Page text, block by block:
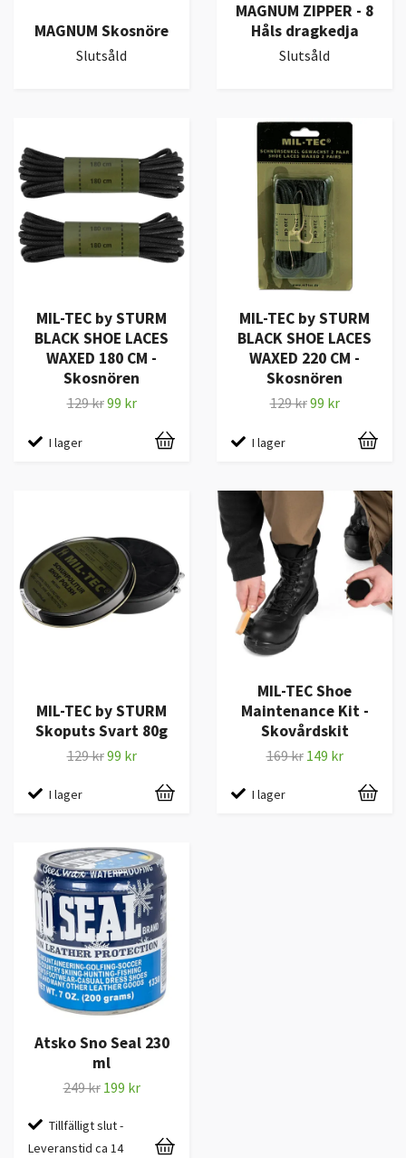
MAGNUM Skosnöre
Slutsåld
MAGNUM ZIPPER - 8
Håls dragkedja
Slutsåld
MIL-TEC by STURM
BLACK SHOE LACES
WAXED 180 CM -
Skosnören
129 kr99 kr
I lager
MIL-TEC by STURM
BLACK SHOE LACES
WAXED 220 CM -
Skosnören
129 kr99 kr
I lager
MIL-TEC by STURM
Skoputs Svart 80g
129 kr99 kr
I lager
MIL-TEC Shoe
Maintenance Kit -
Skovårdskit
169 kr 149 kr
I lager
Atsko Sno Seal 230
ml
249 kr 199 kr
Tillfälligt slut -
Leveranstid ca 14